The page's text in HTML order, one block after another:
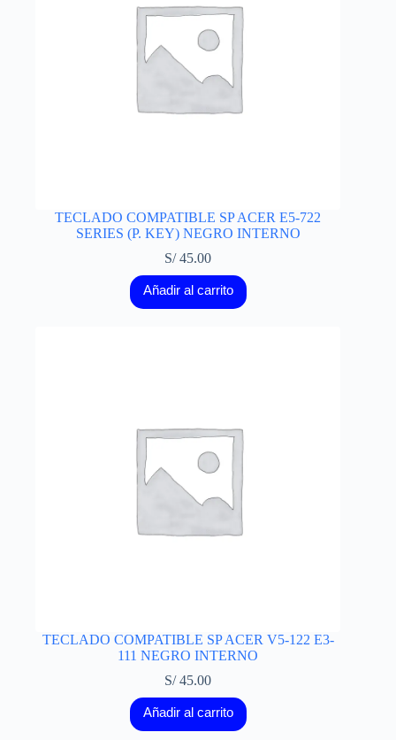
TECLADO COMPATIBLE SP ACER E5-722
SERIES (P. KEY) NEGRO INTERNO
S/45.00
Añadir al carrito
TECLADO COMPATIBLE SP ACER V5-122 E3-
111 NEGRO INTERNO
S/45.00
Añadir al carrito